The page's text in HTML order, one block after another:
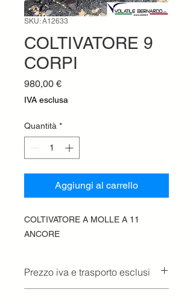
SKU: A12633
COLTIVATORE 9
CORPI
980,00 €Prezzo
IVA esclusa
Quantità *
Aggiungi al carrello
COLTIVATORE A MOLLE A 11
ANCORE
Prezzo iva e trasporto esclusi